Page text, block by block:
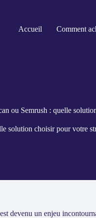
Accueil
Comment
ou Semrush : quelle
solution choisir pour votre
est devenu un enjeu